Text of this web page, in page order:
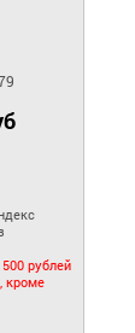
рублей
кроме